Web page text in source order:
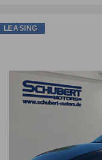
LEASING